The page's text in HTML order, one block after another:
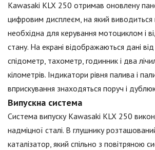
Kawasaki KLX 250 отримав оновлену
цифровим дисплеєм, на який виводиться
необхідна для керування мотоциклом і
стану. На екрані відображаються дані
спідометр, тахометр, годинник і два
кілометрів. Індикатори рівня палива і
вприскування знаходяться поруч і
Випускна система
Система випуску Kawasaki KLX 250
надміцної сталі. В глушнику
каталізатор, який спільно з повітряною